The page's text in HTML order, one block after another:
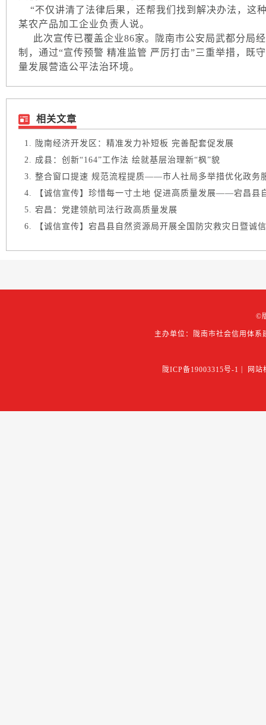
“不仅讲清了法律后果，还帮我们找到解决办法，这
某农产品加工企业负责人说。
此次宣传已覆盖企业86家。陇南市公安局武都分局
制，通过“宣传预警 精准监管 严厉打击”三重举措，既
量发展营造公平法治环境。
相关文章
陇南经济开发区：精准发力补短板 完善配套促发展
成县：创新“164”工作法 绘就基层治理新“枫”貌
整合窗口提速 规范流程提质——市人社局多举措优化政务
【诚信宣传】珍惜每一寸土地 促进高质量发展——宕昌县
宕昌：党建领航司法行政高质量发展
【诚信宣传】宕昌县自然资源局开展全国防灾救灾日暨诚
©
主办单位：陇南市社会信用体系
陇ICP备19003315号-1 网站